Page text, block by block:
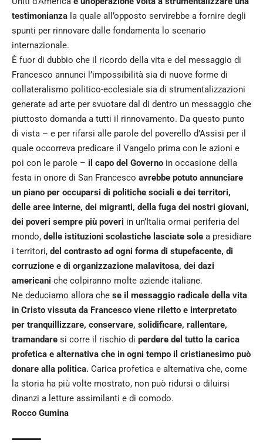
testimonianza la quale all’opposto servirebbe a fornire degli
spunti per rinnovare dalle fondamenta lo scenario
internazionale.
È fuor di dubbio che il ricordo della vita e del messaggio di
Francesco annunci l’impossibilità sia di nuove forme di
collateralismo politico-ecclesiale sia di strumentalizzazioni
generate ad arte per svuotare dal di dentro un messaggio che
piuttosto domanda a tutti il rinnovamento. Da questo punto
di vista – e per rifarsi alle parole del poverello d’Assisi per il
quale occorreva predicare il Vangelo prima con le azioni e
poi con le parole – il capo del Governo in occasione della
festa in onore di San Francesco avrebbe potuto annunciare
un piano per occuparsi di politiche sociali e dei territori,
delle aree interne, dei migranti, della fuga dei nostri giovani,
dei poveri sempre più poveri in un’Italia ormai periferia del
mondo, delle istituzioni scolastiche lasciate sole a presidiare
i territori, del contrasto ad ogni forma di stupefacente, di
corruzione e di organizzazione malavitosa, dei dazi
americani che colpiranno molte aziende italiane.
Ne deduciamo allora che se il messaggio radicale della vita
in Cristo vissuta da Francesco viene riletto e interpretato
per tranquillizzare, conservare, solidificare, rallentare,
tramandare si corre il rischio di perdere del tutto la carica
profetica e alternativa che in ogni tempo il cristianesimo può
donare alla politica. Carica profetica e alternativa che, come
la storia ha più volte mostrato, non può ridursi o diluirsi
dinanzi a letture assimilanti e di comodo.
Rocco Gumina